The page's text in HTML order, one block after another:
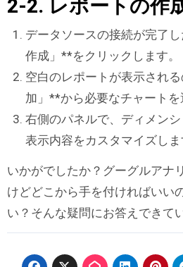
2-2. レポートの作
データソースの接続が完了
作成」**をクリックします。
空白のレポートが表示され
加」**から必要なチャートを
右側のパネルで、ディメンシ
表示内容をカスタマイズしま
いかがでしたか？グーグルアナ
けどどこから手を付ければいい
い？そんな疑問にお答えできて